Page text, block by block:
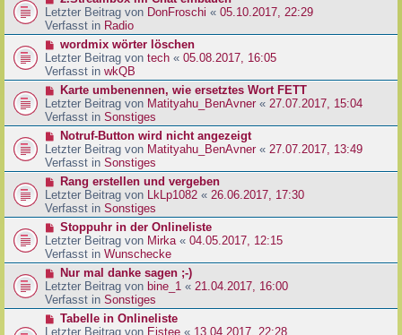
r
a
g
B
e
i
r
a
g
e
u
e
r
B
e
t
r
a
g
Letzter Beitrag von DonFroschi « 05.10.2017, 22:29
Verfasst in Radio
N
e
u
e
r
B
e
t
r
a
g
wordmix wörter löschen
Letzter Beitrag von tech « 05.08.2017, 16:05
Verfasst in wkQB
N
e
u
e
r
B
e
t
r
a
g
Karte umbenennen, wie ersetztes Wort FETT
Letzter Beitrag von Matityahu_BenAvner « 27.07.2017, 15:04
Verfasst in Sonstiges
N
e
u
e
r
B
e
t
r
a
g
Notruf-Button wird nicht angezeigt
Letzter Beitrag von Matityahu_BenAvner« 27.07.2017, 13:49
Verfasst in Sonstiges
N
e
u
e
r
B
e
t
r
a
g
Rang erstellen und vergeben
Letzter Beitrag von LkLp1082 « 26.06.2017, 17:30
Verfasst in Sonstiges
N
e
u
e
r
B
e
Stoppuhr in der Onlineliste
Letzter Beitrag von Mirka« 04.05.2017, 12:15
Verfasst in Wunschecke
N
e
u
e
r
Nur mal danke sagen ;-)
Letzter Beitrag von bine_1 « 21.04.2017, 16:00
Verfasst in Sonstiges
N
e
Tabelle in Onlineliste
Letzter Beitrag von Eistee « 13.04.2017, 22:28